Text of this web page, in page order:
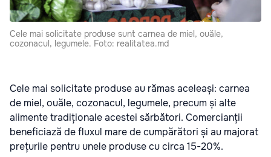
Cele mai solicitate produse sunt carnea de miel, ouăle,
cozonacul, legumele. Foto: realitatea.md
Cele mai solicitate produse au rămas aceleași: carnea
de miel, ouăle, cozonacul, legumele, precum și alte
alimente tradiționale acestei sărbători. Comercianții
beneficiază de fluxul mare de cumpărători și au majorat
prețurile pentru unele produse cu circa 15-20%.